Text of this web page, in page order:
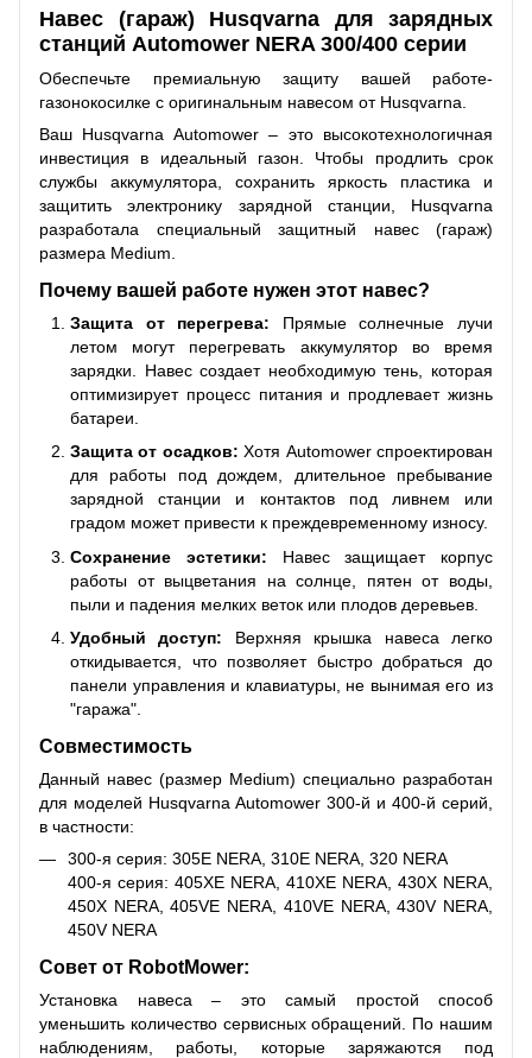
Навес (гараж) Husqvarna для зарядных
станций Automower NERA 300/400 серии
Обеспечьте премиальную защиту вашей работе-
газонокосилке с оригинальным навесом от Husqvarna.
Ваш Husqvarna Automower – это высокотехнологичная
инвестиция в идеальный газон. Чтобы продлить срок
службы аккумулятора, сохранить яркость пластика и
защитить электронику зарядной станции, Husqvarna
разработала специальный защитный навес (гараж)
размера Medium.
Почему вашей работе нужен этот навес?
Защита от перегрева: Прямые солнечные лучи
летом могут перегревать аккумулятор во время
зарядки. Навес создает необходимую тень, которая
оптимизирует процесс питания и продлевает жизнь
батареи.
Защита от осадков: Хотя Automower спроектирован
для работы под дождем, длительное пребывание
зарядной станции и контактов под ливнем или
градом может привести к преждевременному износу.
Сохранение эстетики: Навес защищает корпус
работы от выцветания на солнце, пятен от воды,
пыли и падения мелких веток или плодов деревьев.
Удобный доступ: Верхняя крышка навеса легко
откидывается, что позволяет быстро добраться до
панели управления и клавиатуры, не вынимая его из
"гаража".
Совместимость
Данный навес (размер Medium) специально разработан
для моделей Husqvarna Automower 300-й и 400-й серий,
в частности:
300-я серия: 305E NERA, 310E NERA, 320 NERA
400-я серия: 405XE NERA, 410XE NERA, 430X NERA,
450X NERA, 405VE NERA, 410VE NERA, 430V NERA,
450V NERA
Совет от RobotMower:
Установка навеса – это самый простой способ
уменьшить количество сервисных обращений. По нашим
наблюдениям, работы, которые заряжаются под